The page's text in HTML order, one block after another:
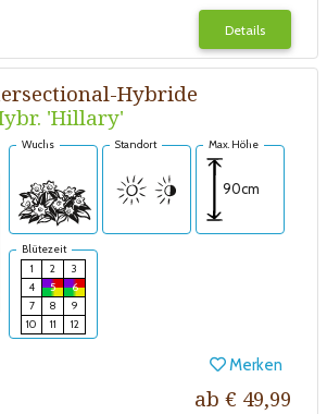
Details
Hybride
'Hillary'
Wuchs Standort Max. Höhe
90cm
Blütezeit
1
2
3
4
5
6
7
8
9
10
11 12
Merken
ab € 49,99